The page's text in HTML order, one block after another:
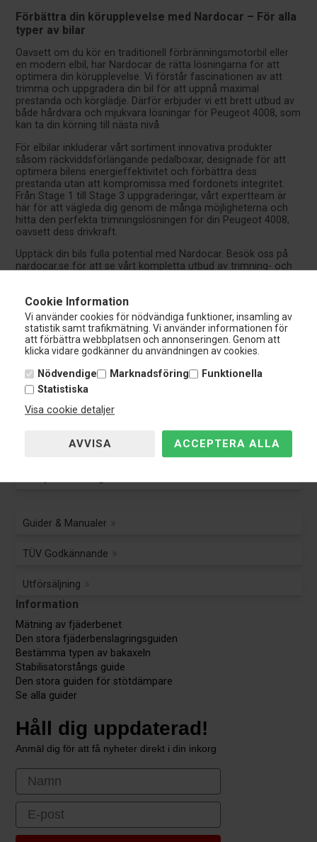
Cookie Information
Vi använder cookies för nödvändiga funktioner, insamling av
statistik samt trafikmätning. Vi använder informationen för
att förbättra webbplatsen och annonseringen. Genom att
klicka vidare godkänner du användningen av cookies.
Nödvendige Marknadsföring
Funktionella
Statistiska
Visa cookie detaljer
Förbättra din körupplevelse med Nardocar – För alla
typer av bilar
Oavsett om du kör en traditionell förbränningsmotorbil eller
en modern elbil, har Nardocar de rätta lösningarna för att
optimera din körupplevelse. Vi förstår fascinationen av att
trimma och uppgradera din bil för att uppnå maximal
prestanda och körglädje. Därför erbjuder vi ett brett utbud av
både hårdvara och mjukvara lösningar för Peugeot 4008, som
kan ta din körning till nästa nivå.
För elbilar inkluderar vårt sortiment innovativa produkter
såsom räckviddsförlängande pedalboxar, designade för att
optimera bilens energieffektivitet och förbättra dess
prestanda utan att kompromissa med fordonets integritet.
Från Stage 1 till Stage 3 uppgraderingar, vårt expertteam är
här för att vägleda dig genom de många möjligheterna och
hitta den perfekta trimningslösningen för din Peugeot 4008,
oavsett dess drivkraft.
Upptäck din bils fulla potential med Nardocar. Besök oss på
nardocar.se för att se vårt kompletta utbud av trimning- och
och prestandan.
Kundservice:
Tel.: 0108-848 151
info@nardocar.se
Kundservice
Guider & Manualer
TÜV Godkännande
Utförsäljning
Information
Mätning av fjäderbenet
Den stora fjäderbenslagringsguiden
Bestämma typen av bakaxeln
Stabilisatorstångs guide
Den stora guiden för stötdämpare
Se alla guider
Håll dig uppdaterad!
Anmäl dig för att få nyheter direkt i din inkorg
First Name
Email